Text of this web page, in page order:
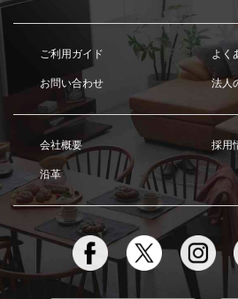
ご利用ガイド よく
お問い合わせ 法人
会社概要 採用
沿革